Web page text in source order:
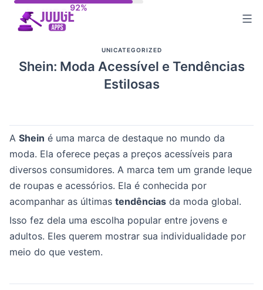
UNICATEGORIZED
Shein: Moda Acessível e Tendências
Estilosas
A Shein é uma marca de destaque no mundo da
moda. Ela oferece peças a preços acessíveis para
diversos consumidores. A marca tem um grande leque
de roupas e acessórios. Ela é conhecida por
acompanhar as últimas tendências da moda global.
Isso fez dela uma escolha popular entre jovens e
adultos. Eles querem mostrar sua individualidade por
meio do que vestem.